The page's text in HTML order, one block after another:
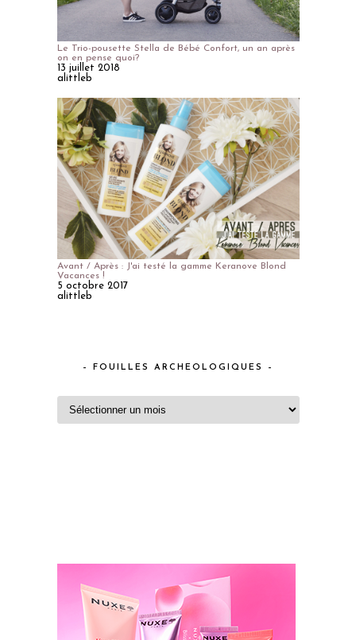
Le Trio-pousette Stella de Bébé Confort, un an après
on en pense quoi?
13 juillet 2018
alittleb
Avant / Après : J'ai testé la gamme Keranove Blond
Vacances !
5 octobre 2017
alittleb
– FOUILLES ARCHEOLOGIQUES –